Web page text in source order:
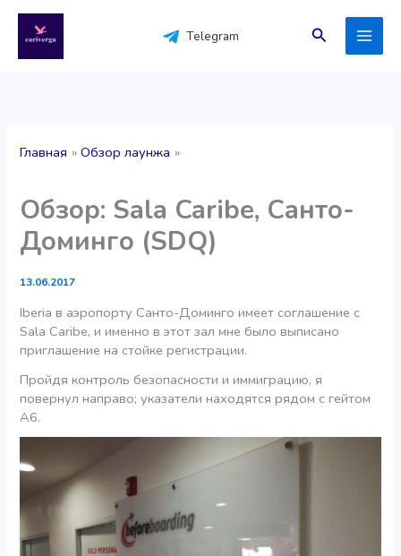
содержимому
Telegram Поиск
Главная Обзор лаунжа
Обзор: Sala Caribe, Санто-
Доминго (SDQ)
13.06.2017
Iberia в аэропорту Санто-Доминго имеет соглашение с
Sala Caribe, и именно в этот зал мне было выписано
приглашение на стойке регистрации.
Пройдя контроль безопасности и иммиграцию, я
повернул направо; указатели находятся рядом с гейтом
А6.